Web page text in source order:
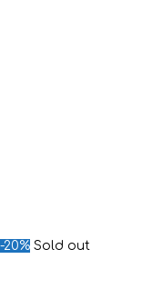
-20% Sold out